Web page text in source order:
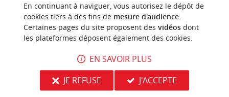
Bordeaux Walking Tours GUIDES OFFICIELS
Bordeaux 4.4 km
En continuant à naviguer, vous autorisez le dépôt de
cookies tiers à des fins de mesure d'audience.
Certaines pages du site proposent des vidéosdont
les plateformes déposent également des cookies.
EN SAVOIR PLUS
JE REFUSE
J'ACCEPTE